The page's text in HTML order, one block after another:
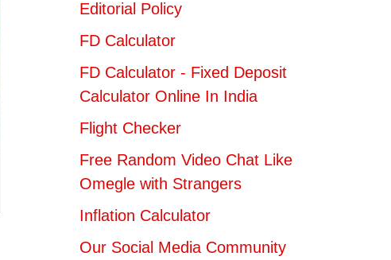
Editorial Policy
FD Calculator
FD Calculator - Fixed Deposit
Calculator Online In India
Flight Checker
Free Random Video Chat Like
Omegle with Strangers
Inflation Calculator
Our Social Media Community